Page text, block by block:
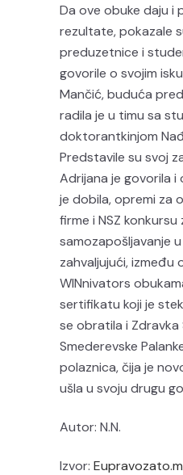
Da ove obuke daju i
rezultate, pokazale
preduzetnice i
govorile o svojim
Mančić, buduća
radila je u timu sa
doktorantkinjom
Predstavile su svoj
Adrijana je govorila i
je dobila, opremi za
firme i NSZ konkursu
samozapošljavanje
zahvaljujući, između
WINnivators
sertifikatu koji je
se obratila i Zdravka
Smederevske
polaznica, čija je
ušla u svoju drugu
Autor: N.N.
Izvor: